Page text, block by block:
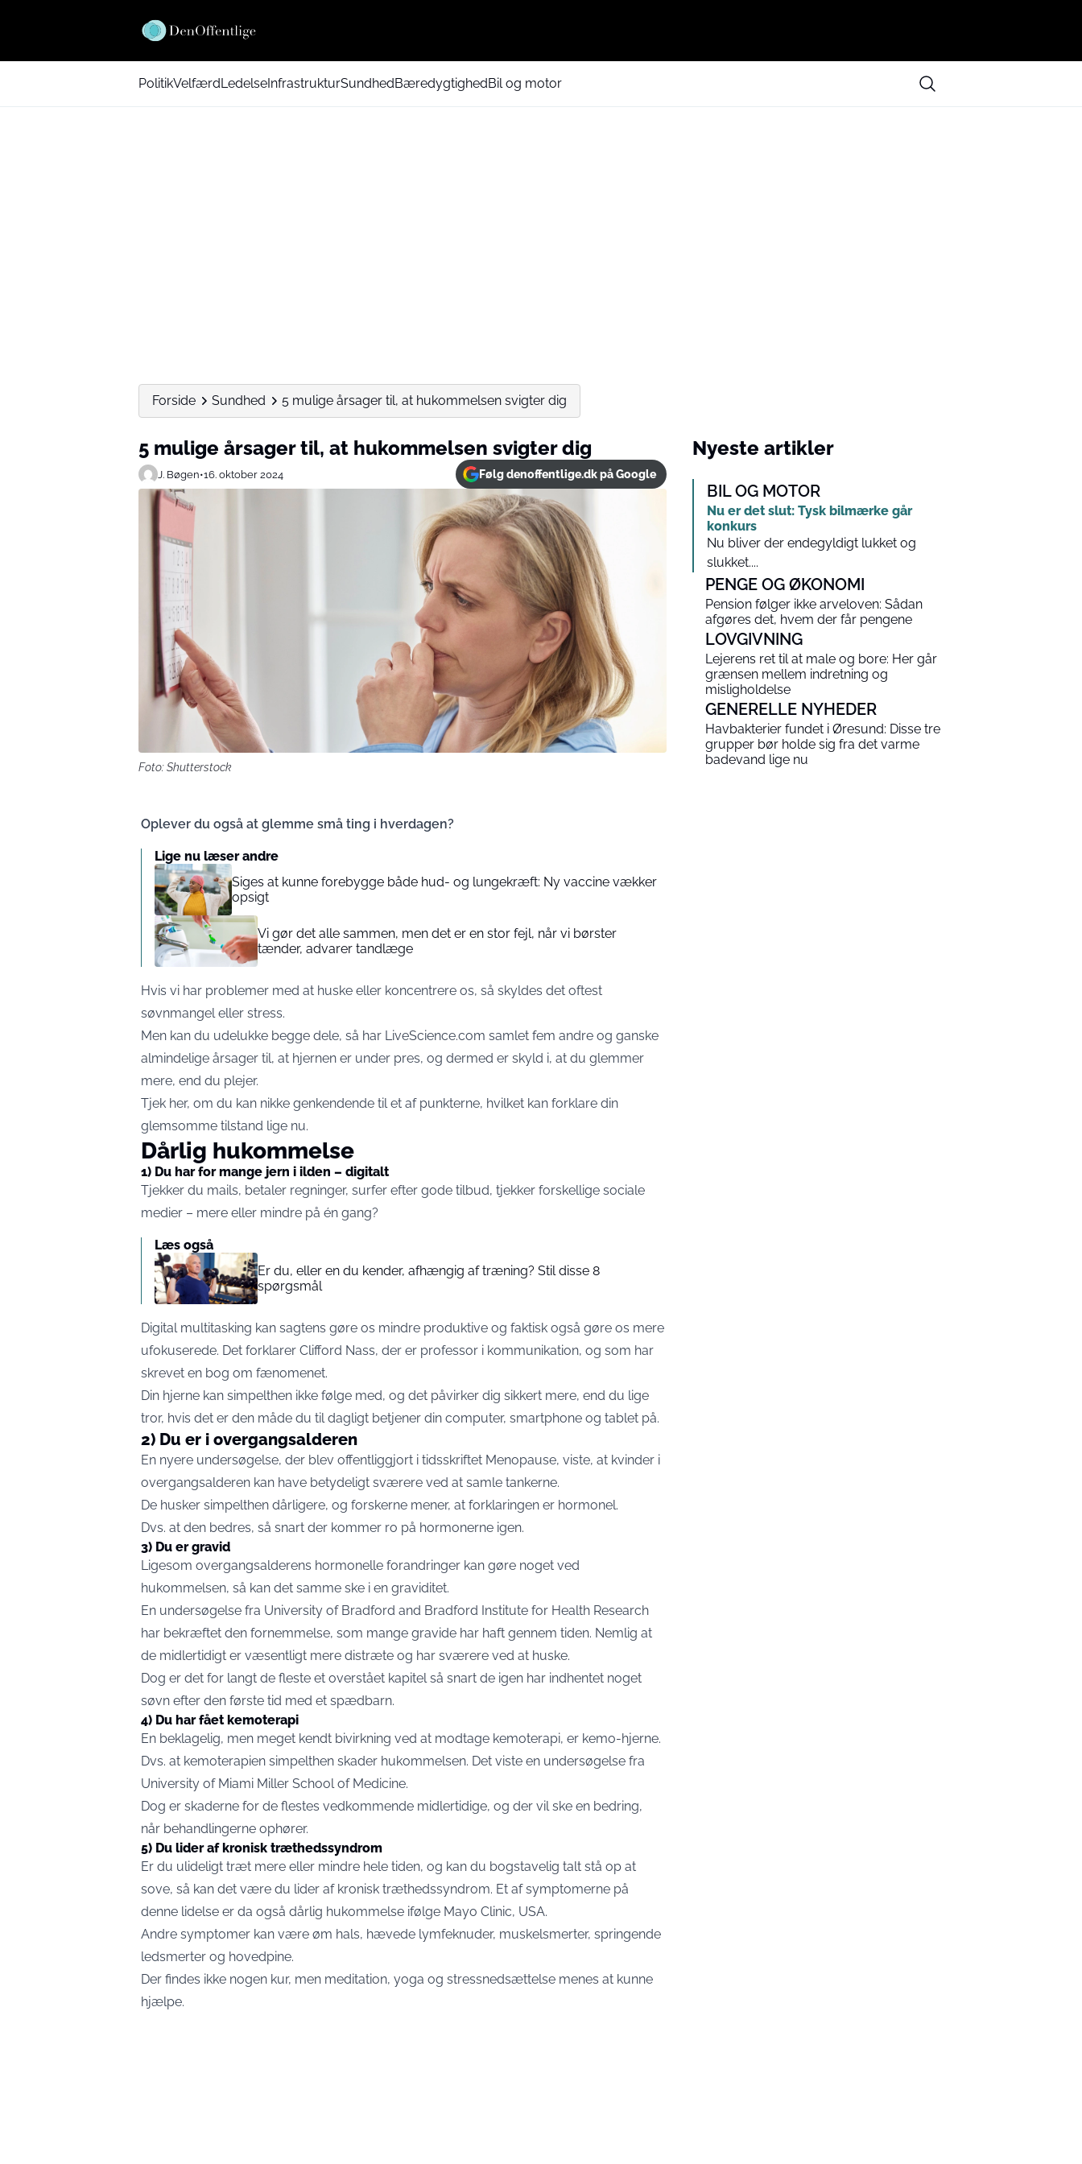
PolitikVelfærdLedelseInfrastrukturSundhedBæredygtighedBil og motor
Forside Sundhed 5 mulige årsager til, at hukommelsen svigter dig
5 mulige årsager til, at hukommelsen svigter dig
J. Bøgen•16. oktober 2024 Følg denoffentlige.dk på Google
Foto: Shutterstock
Oplever du også at glemme små ting i hverdagen?
Lige nu læser andre
Siges at kunne forebygge både hud- og lungekræft: Ny vaccine vækker
opsigt
Vi gør det alle sammen, men det er en stor fejl, når vi børster
tænder, advarer tandlæge
Hvis vi har problemer med at huske eller koncentrere os, så skyldes det oftest
søvnmangel eller stress.
Men kan du udelukke begge dele, så har LiveScience.com samlet fem andre og ganske
almindelige årsager til, at hjernen er under pres, og dermed er skyld i, at du glemmer
mere, end du plejer.
Tjek her, om du kan nikke genkendende til et af punkterne, hvilket kan forklare din
glemsomme tilstand lige nu.
Dårlig hukommelse
1) Du har for mange jern i ilden – digitalt
Tjekker du mails, betaler regninger, surfer efter gode tilbud, tjekker forskellige sociale
medier – mere eller mindre på én gang?
Læs også
Er du, eller en du kender, afhængig af træning? Stil disse 8
spørgsmål
Digital multitasking kan sagtens gøre os mindre produktive og faktisk også gøre os mere
ufokuserede. Det forklarer Clifford Nass, der er professor i kommunikation, og som har
skrevet en bog om fænomenet.
Din hjerne kan simpelthen ikke følge med, og det påvirker dig sikkert mere, end du lige
tror, hvis det er den måde du til dagligt betjener din computer, smartphone og tablet på.
2) Du er i overgangsalderen
En nyere undersøgelse, der blev offentliggjort i tidsskriftet Menopause, viste, at kvinder i
overgangsalderen kan have betydeligt sværere ved at samle tankerne.
De husker simpelthen dårligere, og forskerne mener, at forklaringen er hormonel.
Dvs. at den bedres, så snart der kommer ro på hormonerne igen.
3) Du er gravid
Ligesom overgangsalderens hormonelle forandringer kan gøre noget ved
hukommelsen, så kan det samme ske i en graviditet.
En undersøgelse fra University of Bradford and Bradford Institute for Health Research
har bekræftet den fornemmelse, som mange gravide har haft gennem tiden. Nemlig at
de midlertidigt er væsentligt mere distræte og har sværere ved at huske.
Dog er det for langt de fleste et overstået kapitel så snart de igen har indhentet noget
søvn efter den første tid med et spædbarn.
4) Du har fået kemoterapi
En beklagelig, men meget kendt bivirkning ved at modtage kemoterapi, er kemo-hjerne.
Dvs. at kemoterapien simpelthen skader hukommelsen. Det viste en undersøgelse fra
University of Miami Miller School of Medicine.
Dog er skaderne for de flestes vedkommende midlertidige, og der vil ske en bedring,
når behandlingerne ophører.
5) Du lider af kronisk træthedssyndrom
Er du ulideligt træt mere eller mindre hele tiden, og kan du bogstavelig talt stå op at
sove, så kan det være du lider af kronisk træthedssyndrom. Et af symptomerne på
denne lidelse er da også dårlig hukommelse ifølge Mayo Clinic, USA.
Andre symptomer kan være øm hals, hævede lymfeknuder, muskelsmerter, springende
ledsmerter og hovedpine.
Der findes ikke nogen kur, men meditation, yoga og stressnedsættelse menes at kunne
hjælpe.
Nyeste artikler
BIL OG MOTOR
Nu er det slut: Tysk bilmærke går
konkurs
Nu bliver der endegyldigt lukket og
slukket....
PENGE OG ØKONOMI
Pension følger ikke arveloven: Sådan
afgøres det, hvem der får pengene
LOVGIVNING
Lejerens ret til at male og bore: Her går
grænsen mellem indretning og
misligholdelse
GENERELLE NYHEDER
Havbakterier fundet i Øresund: Disse tre
grupper bør holde sig fra det varme
badevand lige nu